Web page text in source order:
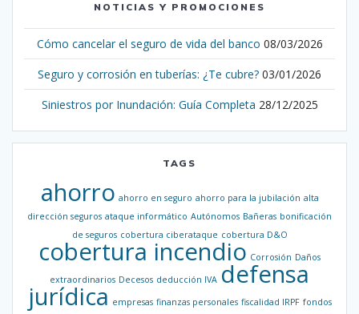
NOTICIAS Y PROMOCIONES
Cómo cancelar el seguro de vida del banco 08/03/2026
Seguro y corrosión en tuberías: ¿Te cubre? 03/01/2026
Siniestros por Inundación: Guía Completa 28/12/2025
TAGS
ahorro ahorro en seguro ahorro para la jubilación alta
dirección seguros ataque informático Autónomos Bañeras bonificación
de seguros cobertura ciberataque cobertura D&O
cobertura incendio Corrosión Daños
extraordinarios Decesos deducción IVA defensa
jurídica empresas finanzas personales fiscalidad IRPF fondos